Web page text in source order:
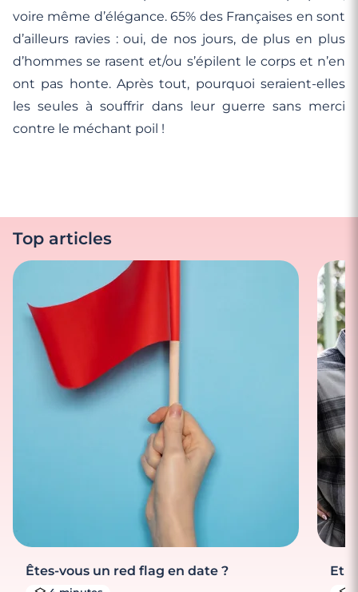
voire même d’élégance. 65% des Françaises en sont
d’ailleurs ravies : oui, de nos jours, de plus en plus
d’hommes se rasent et/ou s’épilent le corps et n’en
ont pas honte. Après tout, pourquoi seraient-elles
les seules à souffrir dans leur guerre sans merci
contre le méchant poil !
Top articles
Êtes-vous un red flag en date ? Et